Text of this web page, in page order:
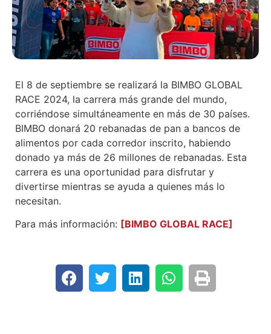
El 8 de septiembre se realizará la BIMBO GLOBAL
RACE 2024, la carrera más grande del mundo,
corriéndose simultáneamente en más de 30 países.
BIMBO donará 20 rebanadas de pan a bancos de
alimentos por cada corredor inscrito, habiendo
donado ya más de 26 millones de rebanadas. Esta
carrera es una oportunidad para disfrutar y
divertirse mientras se ayuda a quienes más lo
necesitan.
Para más información: [BIMBO GLOBAL RACE]